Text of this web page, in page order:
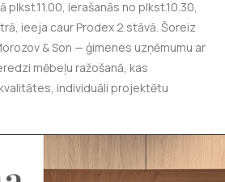
plkst.11.00, ierašanās no plkst.10.30,
ieeja caur Prodex 2.stāvā. Šoreiz
& Son — ģimenes uzņēmumu ar
mēbeļu ražošanā, kas
individuāli projektētu